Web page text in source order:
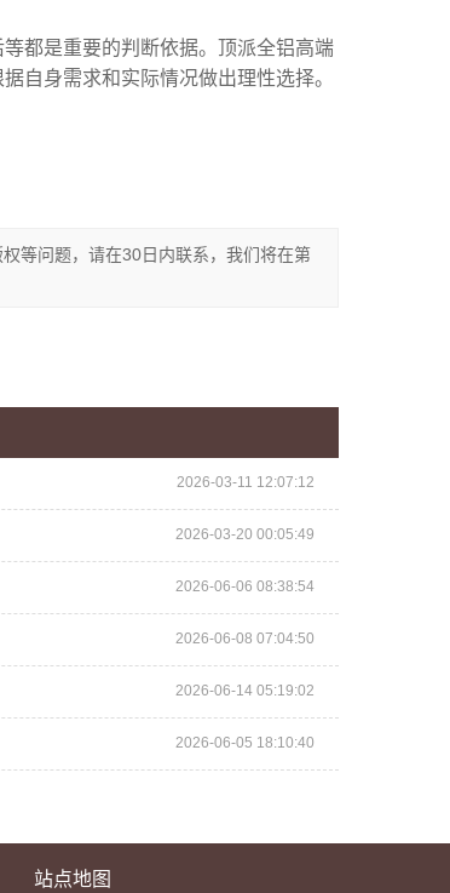
都是重要的判断依据。顶派全铝高端
自身需求和实际情况做出理性选择。
等问题，请在30日内联系，我们将在第
2026-03-11 12:07:12
2026-03-20 00:05:49
2026-06-06 08:38:54
2026-06-08 07:04:50
2026-06-14 05:19:02
2026-06-05 18:10:40
站点地图